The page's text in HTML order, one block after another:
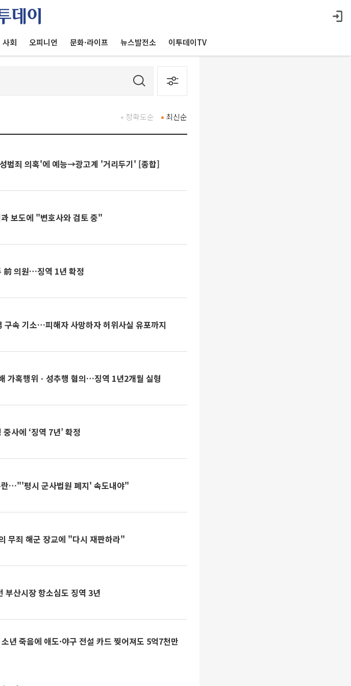
사회 오피니언 문화·라이프 뉴스발전소 이투데이TV
최신순
정확도순
범죄 의혹'에 예능→광고계 '거리두기' [종합]
보도에 "변호사와 검토 중"
前 의원…징역 1년 확정
구속 기소…피해자 사망하자 허위사실 유포까지
가혹행위ㆍ성추행 혐의…징역 1년2개월 실형
사에 ‘징역 7년’ 확정
란…"'평시 군사법원 폐지' 속도내야"
무죄 해군 장교에 "다시 재판하라"
부산시장 항소심도 징역 3년
년 죽음에 애도·야구 전설 카드 찢어져도 5억7천만